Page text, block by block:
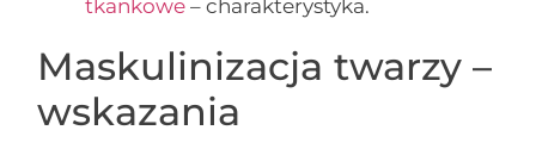
tkankowe – charakterystyka.
Maskulinizacja twarzy –
wskazania